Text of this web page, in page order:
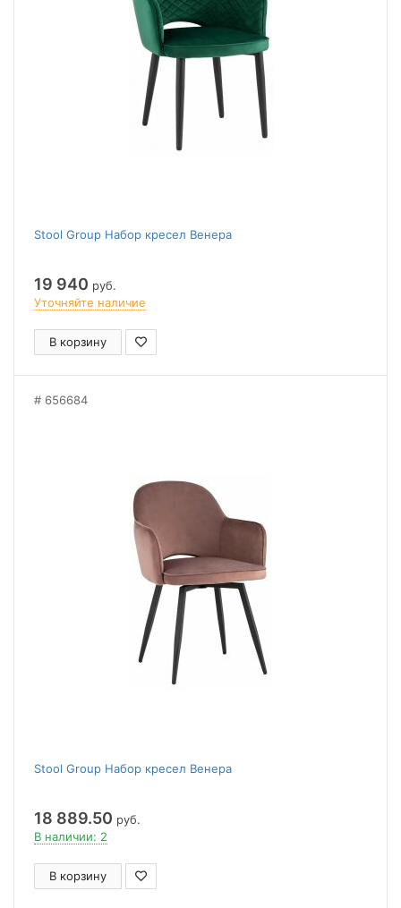
Stool Group Набор кресел Венера
19 940 руб.
Уточняйте наличие
В корзину
656684
Stool Group Набор кресел Венера
18 889.50 руб.
В наличии: 2
В корзину